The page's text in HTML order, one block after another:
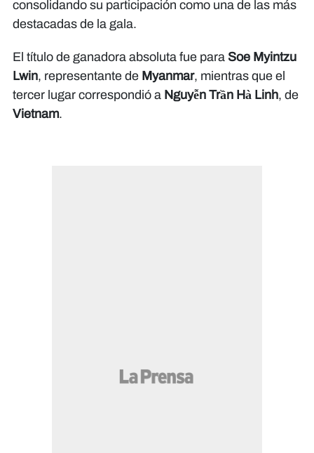
consolidando su participación como una de las más
destacadas de la gala.
El título de ganadora absoluta fue para Soe Myintzu
Lwin, representante de Myanmar, mientras que el
tercer lugar correspondió a Nguyễn Trần Hà Linh, de
Vietnam.